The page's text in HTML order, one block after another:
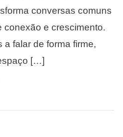
Assertiva
conversas comuns
conexão e crescimento.
falar de forma firme,
[…]